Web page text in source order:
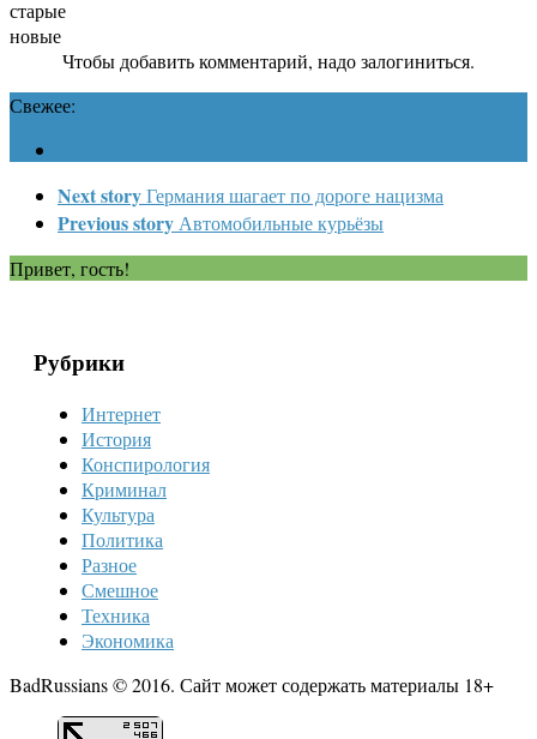
старые
новые
Чтобы добавить комментарий, надо залогиниться.
Свежее:
Next storyГермания шагает по дороге нацизма
Previous story Автомобильные курьёзы
Привет, гость!
Рубрики
Интернет
История
Конспирология
Криминал
Культура
Политика
Разное
Смешное
Техника
Экономика
BadRussians © 2016. Сайт может содержать материалы 18+